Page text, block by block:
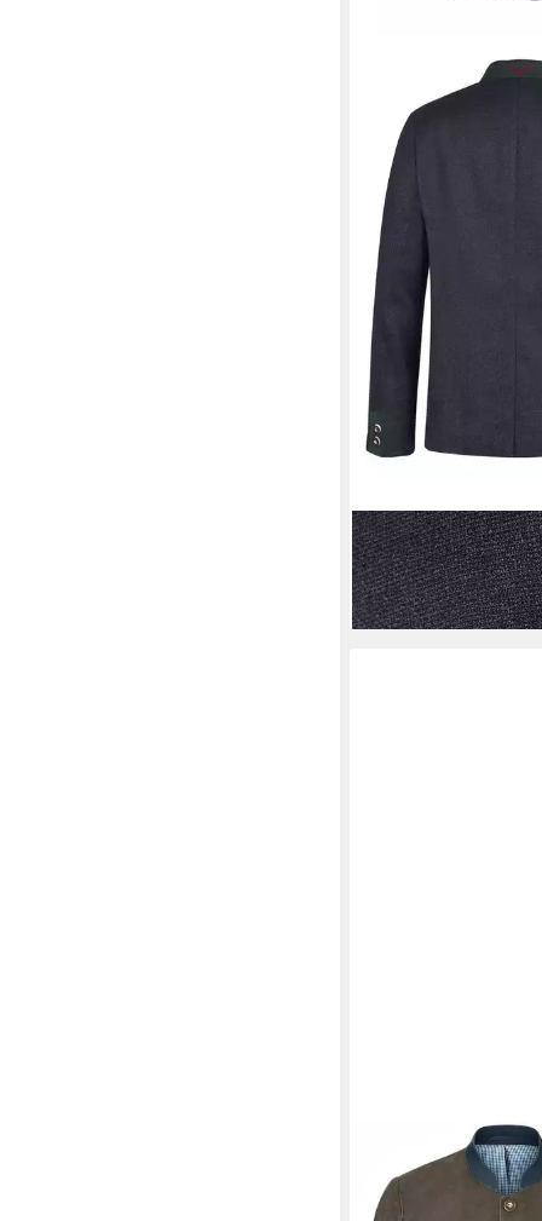
WEIS
(377007/182005)
ab 149,95 €